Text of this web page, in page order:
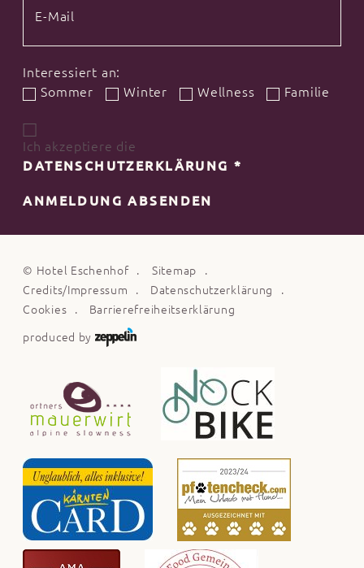
Interessiert an:
Sommer
Winter Wellness Familie
Ich akzeptiere die
DATENSCHUTZERKLÄRUNG*
ANMELDUNG ABSENDEN
© Hotel Eschenhof
Sitemap
Credits/Impressum
Datenschutzerklärung
Cookies
Barrierefreiheitserklärung
produced by